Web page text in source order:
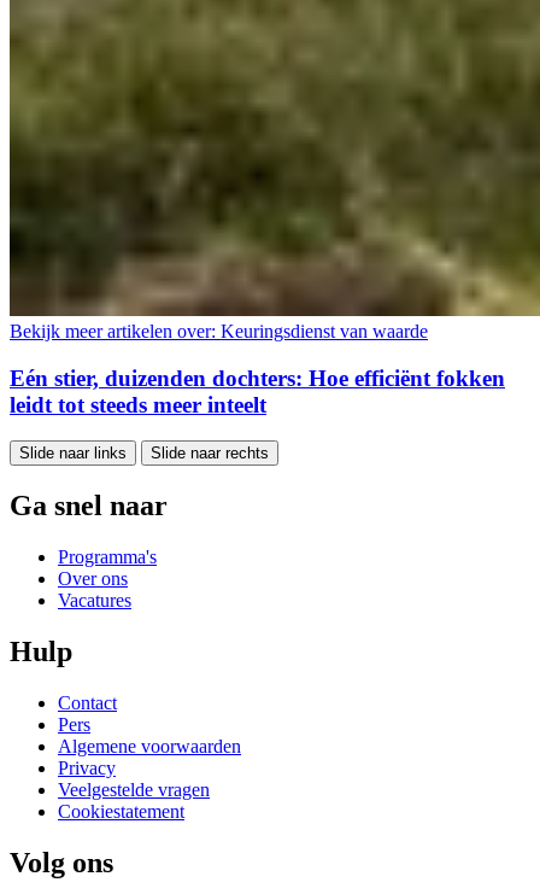
Bekijk meer artikelen over: Keuringsdienst van waarde
Eén stier, duizenden dochters: Hoe efficiënt fokken
leidt tot steeds meer inteelt
Slide naar links Slide naar rechts
Ga snel naar
Programma's
Over ons
Vacatures
Hulp
Contact
Pers
Algemene voorwaarden
Privacy
Veelgestelde vragen
Cookiestatement
Volg ons